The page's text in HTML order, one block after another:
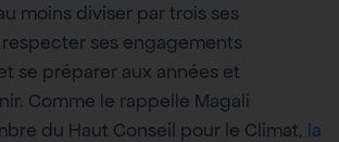
moins diviser par trois ses
ses engagements
se préparer aux années et
Comme le rappelle Magali
du Haut Conseil pour le Climat, la